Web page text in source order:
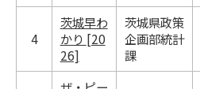
4
茨城早わ
かり [20
26]
茨城県政策
企画部統計
課